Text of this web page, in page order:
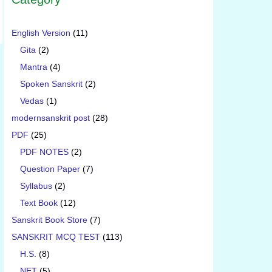
English Version (11)
Gita (2)
Mantra (4)
Spoken Sanskrit (2)
Vedas (1)
modernsanskrit post (28)
PDF (25)
PDF NOTES (2)
Question Paper (7)
Syllabus (2)
Text Book (12)
Sanskrit Book Store (7)
SANSKRIT MCQ TEST (113)
H.S. (8)